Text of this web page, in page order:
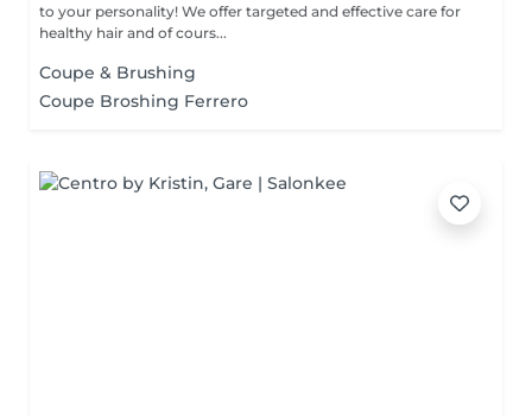
to your personality! We offer targeted and effective care for
healthy hair and of cours...
Coupe & Brushing
Coupe Broshing Ferrero